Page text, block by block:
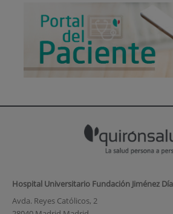
Hospital Universitario Fundación Jiménez
Avda. Reyes Católicos, 2